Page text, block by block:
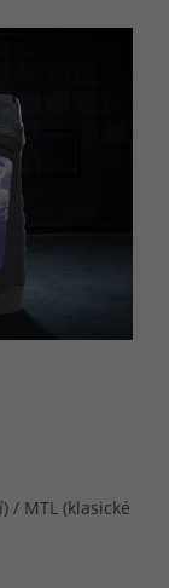
/ MTL (klasické